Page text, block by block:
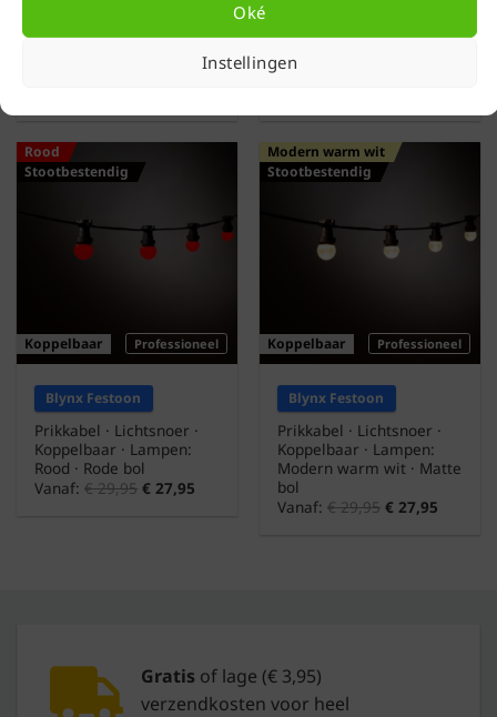
Oké
Instellingen
Prikkabel · Lichtsnoer ·
Prikkabel · Lichtsnoer ·
Oranje · Oranje bol
Rood
Stootbestendig
Professioneel
Koppelbaar
Blynx Festoon
Prikkabel · Lichtsnoer ·
Koppelbaar · Lampen:
Rood · Rode bol
Vanaf:€29,95 € 27,95
Professioneel
Modern warm wit
Stootbestendig
Koppelbaar
Blynx Festoon
Prikkabel · Lichtsnoer ·
Koppelbaar · Lampen:
Modern warm wit · Matte
bol
Vanaf:€29,95 € 27,95
Gratis of lage (€ 3,95)
verzendkosten voor heel